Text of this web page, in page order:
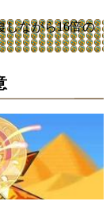
しながら16倍の